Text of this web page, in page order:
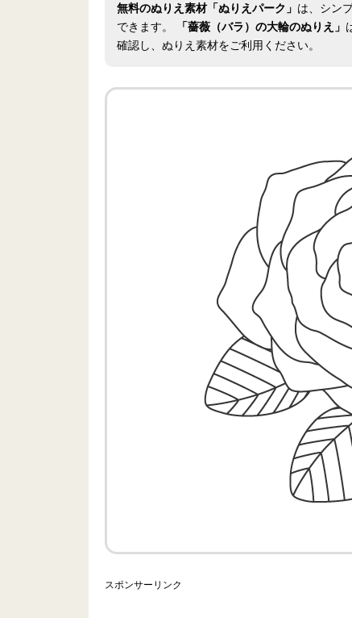
無料のぬりえ素材「ぬりえパーク」 は、シン
できます。
「薔薇（バラ）の大輪のぬりえ」
確認し、ぬりえ素材をご利用ください。
スポンサーリンク